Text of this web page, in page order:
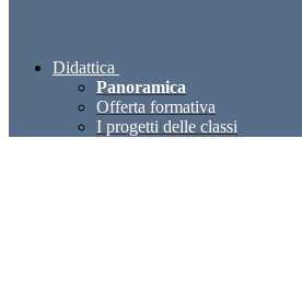
Didattica
Panoramica
Offerta formativa
I progetti delle classi